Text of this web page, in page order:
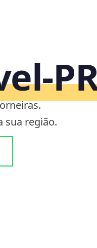
sua região.